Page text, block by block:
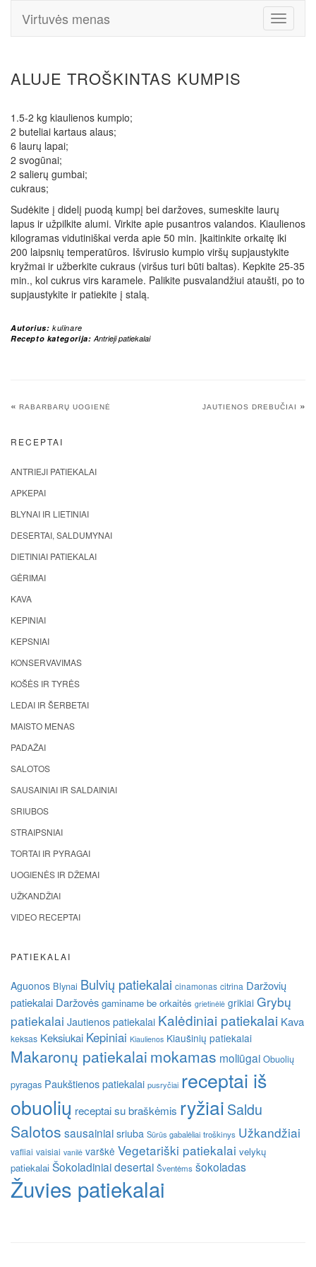
Toggle
Virtuvės menas
ALUJE TROŠKINTAS KUMPIS
1.5-2 kg kiaulienos kumpio;
2 buteliai kartaus alaus;
6 laurų lapai;
2 svogūnai;
2 salierų gumbai;
cukraus;
Sudėkite į didelį puodą kumpį bei daržoves, sumeskite laurų
lapus ir užpilkite alumi. Virkite apie pusantros valandos. Kiaulienos
kilogramas vidutiniškai verda apie 50 min. Įkaitinkite orkaitę iki
200 laipsnių temperatūros. Išvirusio kumpio viršų supjaustykite
kryžmai ir užberkite cukraus (viršus turi būti baltas). Kepkite 25-35
min., kol cukrus virs karamele. Palikite pusvalandžiui ataušti, po to
supjaustykite ir patiekite į stalą.
Autorius: kulinare
Recepto kategorija:Antrieji patiekalai
« RABARBARŲ UOGIENĖ JAUTIENOS DREBUČIAI »
RECEPTAI
ANTRIEJI PATIEKALAI
APKEPAI
BLYNAI IR LIETINIAI
DESERTAI, SALDUMYNAI
DIETINIAI PATIEKALAI
GĖRIMAI
KAVA
KEPINIAI
KEPSNIAI
KONSERVAVIMAS
KOŠĖS IR TYRĖS
LEDAI IR ŠERBETAI
MAISTO MENAS
PADAŽAI
SALOTOS
SAUSAINIAI IR SALDAINIAI
SRIUBOS
STRAIPSNIAI
TORTAI IR PYRAGAI
UOGIENĖS IR DŽEMAI
UŽKANDŽIAI
VIDEO RECEPTAI
PATIEKALAI
Aguonos Blynai Bulvių patiekalai cinamonas citrina Daržovių
patiekalai Daržovės gaminame be orkaitės grietinėlė grikiai Grybų
patiekalai Jautienos patiekalai Kalėdiniai patiekalai Kava
keksas Keksiukai Kepiniai Kiaulienos Kiaušinių patiekalai
Makaronų patiekalai mokamas moliūgai Obuolių
pyragas Paukštienos patiekalai pusryčiai receptai iš
obuolių receptai su braškėmis ryžiai Saldu
Salotos sausainiai sriuba Sūrūs gabalėliai troškinys Užkandžiai
vafliai vaisiai vanilė varškė Vegetariški patiekalai velykų
patiekalai Šokoladiniai desertai Šventėms šokoladas
Žuvies patiekalai